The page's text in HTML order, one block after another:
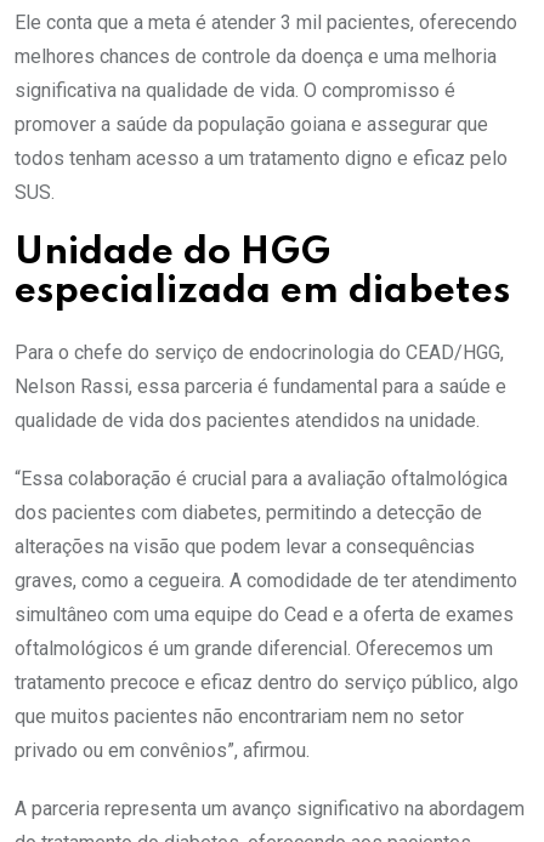
Ele conta que a meta é atender 3 mil pacientes, oferecendo
melhores chances de controle da doença e uma melhoria
significativa na qualidade de vida. O compromisso é
promover a saúde da população goiana e assegurar que
todos tenham acesso a um tratamento digno e eficaz pelo
SUS.
Unidade do HGG
especializada em diabetes
Para o chefe do serviço de endocrinologia do CEAD/HGG,
Nelson Rassi, essa parceria é fundamental para a saúde e
qualidade de vida dos pacientes atendidos na unidade.
“Essa colaboração é crucial para a avaliação oftalmológica
dos pacientes com diabetes, permitindo a detecção de
alterações na visão que podem levar a consequências
graves, como a cegueira. A comodidade de ter atendimento
simultâneo com uma equipe do Cead e a oferta de exames
oftalmológicos é um grande diferencial. Oferecemos um
tratamento precoce e eficaz dentro do serviço público, algo
que muitos pacientes não encontrariam nem no setor
privado ou em convênios”, afirmou.
A parceria representa um avanço significativo na abordagem